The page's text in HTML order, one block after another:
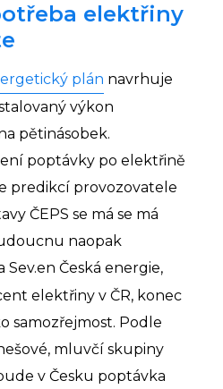
elektřiny
plán navrhuje
výkon
pětinásobek.
poptávky po elektřině
predikcí provozovatele
ČEPS se má se má
naopak
Sev.en Česká energie,
elektřiny v ČR, konec
samozřejmost. Podle
mluvčí skupiny
v Česku poptávka